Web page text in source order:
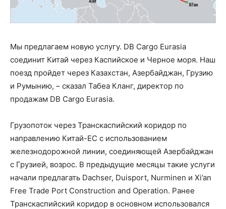
Мы предлагаем новую услугу. DB Cargo Eurasia
соединит Китай через Каспийское и Черное моря. Наш
поезд пройдет через Казахстан, Азербайджан, Грузию
и Румынию, – сказал Табеа Кланг, директор по
продажам DB Cargo Eurasia.
Грузопоток через Транскаспийский коридор по
направлению Китай-ЕС с использованием
железнодорожной линии, соединяющей Азербайджан
с Грузией, возрос. В предыдущие месяцы такие услуги
начали предлагать Dachser, Duisport, Nurminen и Xi’an
Free Trade Port Construction and Operation. Ранее
Транскаспийский коридор в основном использовался